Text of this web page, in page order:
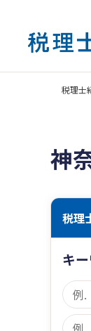
税理士
神
税理
キ